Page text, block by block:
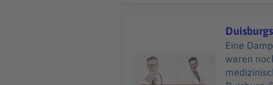
Audiotitel - Duisburgs
Eine
waren